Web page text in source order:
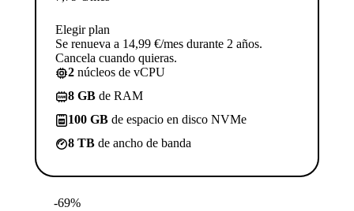
Elegir plan
Se renueva a 14,99 €/mes durante 2 años.
Cancela cuando quieras.
2 núcleos de vCPU
8 GB de RAM
100 GB de espacio en disco NVMe
8 TB de ancho de banda
-69%